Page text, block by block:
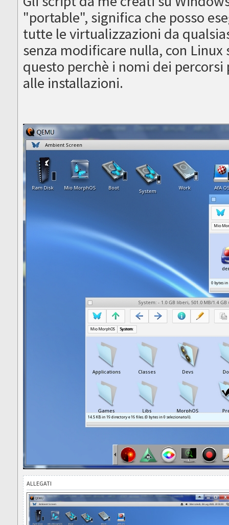
"portable", significa che posso
tutte le virtualizzazioni da
senza modificare nulla, con
questo perchè i nomi dei
alle installazioni.
ALLEGATI